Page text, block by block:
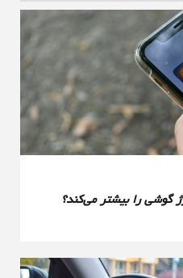
گوشی را بیشتر می‌کند؟